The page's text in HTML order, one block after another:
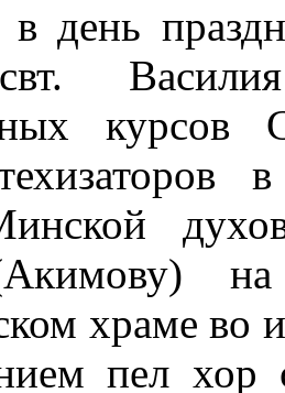
в день
Василия
курсов
на
храме во
пел хор